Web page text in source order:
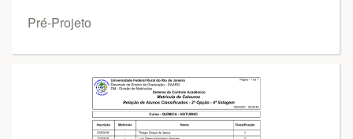
Pré-Projeto